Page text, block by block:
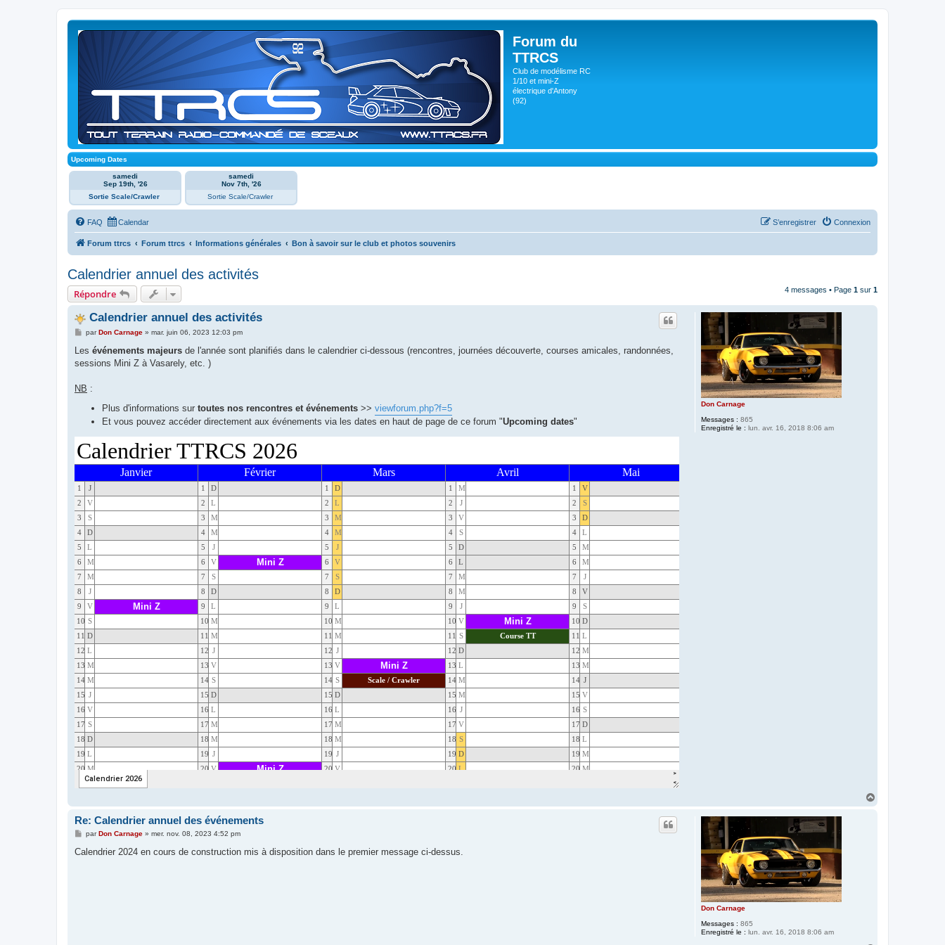
Forum du
TTRCS
Club de modélisme RC
1/10 et mini-Z
électrique d'Antony
(92)
Upcoming Dates
samedi
Sep 19th, '26
Sortie Scale/Crawler
samedi
Nov 7th, '26
Sortie Scale/Crawler
FAQ Calendar Connexion
S’enregistrer
Forum ttrcs Forum ttrcs Informations générales Bon à savoir sur le club et photos souvenirs
Calendrier annuel des activités
Répondre 4 messages • Page 1 sur 1
Don Carnage
Messages : 865
Enregistré le : lun. avr. 16, 2018 8:06 am
Calendrier annuel des activités
M
s
a
parDon Carnage» mar. juin 06, 2023 12:03 pm
Les événements majeurs de l'année sont planifiés dans le calendrier ci-dessous (rencontres, journées découverte, courses amicales, randonnées,
sessions Mini Z à Vasarely, etc. )
NB :
Plus d'informations sur toutes nos rencontres et événements >> viewforum.php?f=5
Et vous pouvez accéder directement aux événements via les dates en haut de page de ce forum "Upcoming dates"
Don Carnage
Messages : 865
Enregistré le : lun. avr. 16, 2018 8:06 am
Re: Calendrier annuel des événements
M
s
parDon Carnage» mer. nov. 08, 2023 4:52 pm
Calendrier 2024 en cours de construction mis à disposition dans le premier message ci-dessus.